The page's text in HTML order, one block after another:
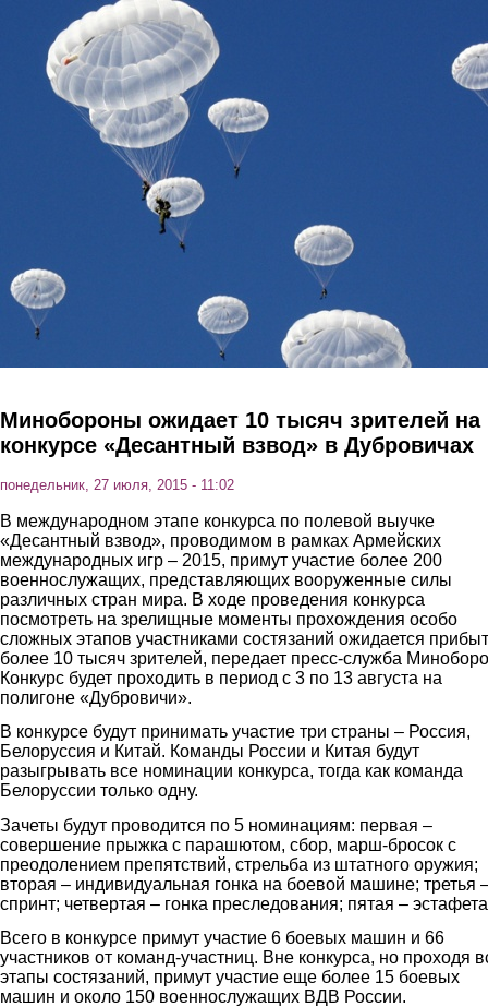
Перейти к основному содержанию
Минобороны ожидает 10 тысяч зрителей на
конкурсе «Десантный взвод» в Дубровичах
понедельник, 27 июля, 2015 - 11:02
В международном этапе конкурса по полевой выучке
«Десантный взвод», проводимом в рамках Армейских
международных игр – 2015, примут участие более 200
военнослужащих, представляющих вооруженные силы
различных стран мира. В ходе проведения конкурса
посмотреть на зрелищные моменты прохождения особо
сложных этапов участниками состязаний ожидается
более 10 тысяч зрителей, передает пресс-служба
Конкурс будет проходить в период с 3 по 13 августа на
полигоне «Дубровичи».
В конкурсе будут принимать участие три страны – Россия,
Белоруссия и Китай. Команды России и Китая будут
разыгрывать все номинации конкурса, тогда как команда
Белоруссии только одну.
Зачеты будут проводится по 5 номинациям: первая –
совершение прыжка с парашютом, сбор, марш-бросок с
преодолением препятствий, стрельба из штатного оружия;
вторая – индивидуальная гонка на боевой машине; третья
спринт; четвертая – гонка преследования; пятая –
Всего в конкурсе примут участие 6 боевых машин и 66
участников от команд-участниц. Вне конкурса, но проходя
этапы состязаний, примут участие еще более 15 боевых
машин и около 150 военнослужащих ВДВ России.